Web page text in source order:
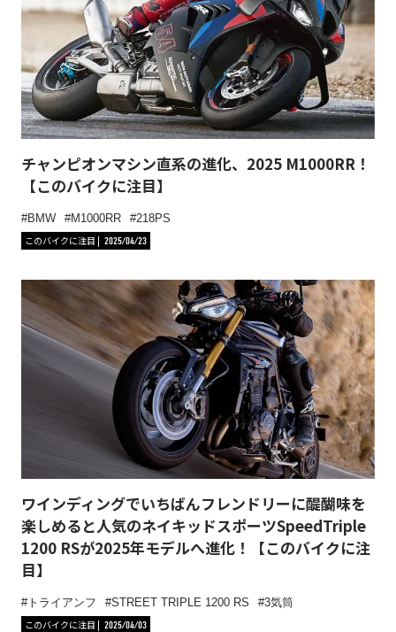
チャンピオンマシン直系の進化、2025 M1000RR！
【このバイクに注目】
BMW M1000RR
218PS
このバイクに注目
2025/04/23
ワインディングでいちばんフレンドリーに醍醐味を
楽しめると人気のネイキッドスポーツSpeedTriple
1200 RSが2025年モデルへ進化！【このバイクに注
目】
トライアンフ STREET TRIPLE 1200 RS
3気筒
このバイクに注目
2025/04/03